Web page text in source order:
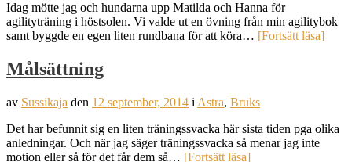
Idag mötte jag och hundarna upp Matilda och Hanna för
agilityträning i höstsolen. Vi valde ut en övning från min agilitybok
samt byggde en egen liten rundbana för att köra… [Fortsätt läsa]
Målsättning
av Sussikaja den 12 september, 2014 i Astra, Bruks
Det har befunnit sig en liten träningssvacka här sista tiden pga olika
anledningar. Och när jag säger träningssvacka så menar jag inte
motion eller så för det får dem så… [Fortsätt läsa]